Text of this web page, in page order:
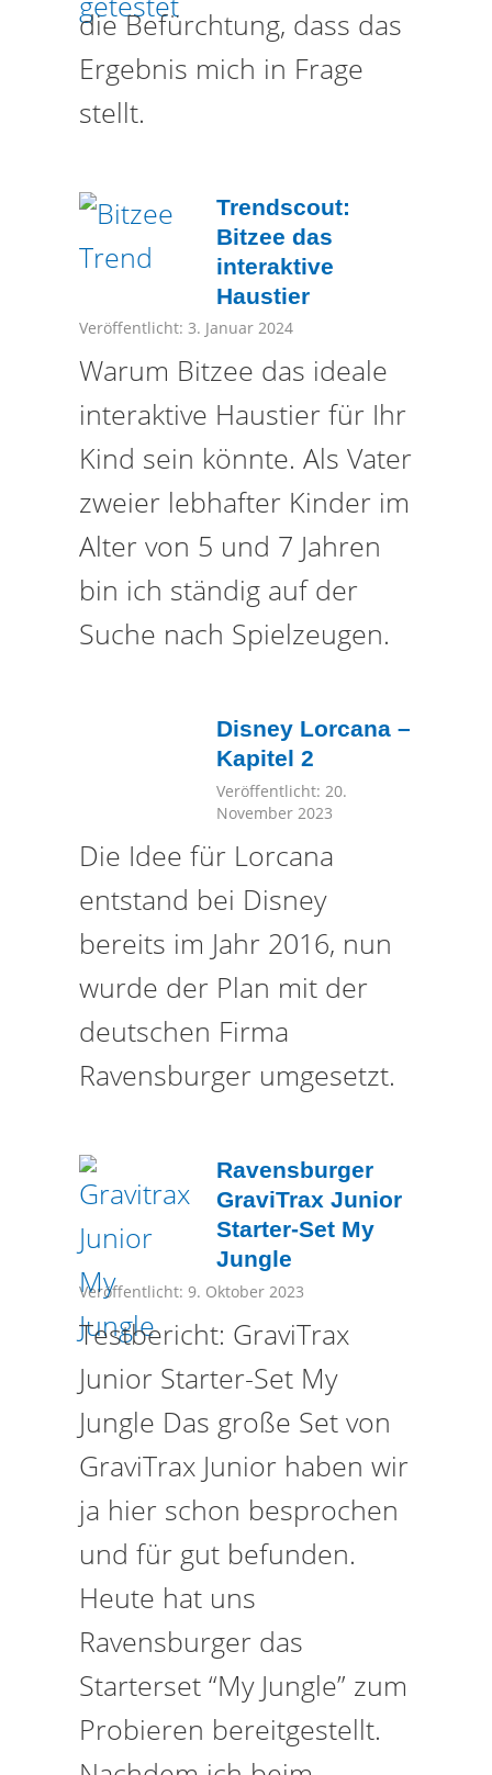
die Befürchtung, dass das
Ergebnis mich in Frage
stellt.
Trendscout:
Bitzee das
interaktive
Haustier
Veröffentlicht: 3. Januar 2024
Warum Bitzee das ideale
interaktive Haustier für Ihr
Kind sein könnte. Als Vater
zweier lebhafter Kinder im
Alter von 5 und 7 Jahren
bin ich ständig auf der
Suche nach Spielzeugen.
Disney Lorcana –
Kapitel 2
Veröffentlicht: 20.
November 2023
Die Idee für Lorcana
entstand bei Disney
bereits im Jahr 2016, nun
wurde der Plan mit der
deutschen Firma
Ravensburger umgesetzt.
Ravensburger
GraviTrax Junior
Starter-Set My
Jungle
Veröffentlicht: 9. Oktober 2023
Testbericht: GraviTrax
Junior Starter-Set My
Jungle Das große Set von
GraviTrax Junior haben wir
ja hier schon besprochen
und für gut befunden.
Heute hat uns
Ravensburger das
Starterset “My Jungle” zum
Probieren bereitgestellt.